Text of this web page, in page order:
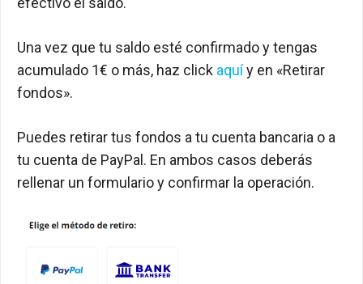
Una vez que tu saldo esté confirmado y tengas
acumulado 1€ o más, haz click aquíy en «Retirar
fondos».
Puedes retirar tus fondos a tu cuenta bancaria o a
tu cuenta de PayPal. En ambos casos deberás
rellenar un formulario y confirmar la operación.